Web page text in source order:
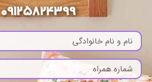
09125824399